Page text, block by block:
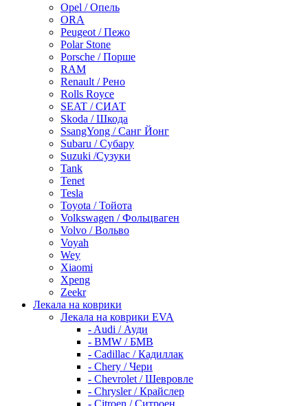
Opel / Опель
ORA
Peugeot / Пежо
Polar Stone
Porsche / Порше
RAM
Renault / Рено
Rolls Royce
SEAT / СИАТ
Skoda / Шкода
SsangYong / Санг Йонг
Subaru / Субару
Suzuki /Сузуки
Tank
Tenet
Tesla
Toyota / Тойота
Volkswagen / Фольцваген
Volvo / Вольво
Voyah
Wey
Xiaomi
Xpeng
Zeekr
Лекала на коврики
Лекала на коврики EVA
- Audi / Ауди
- BMW / БМВ
- Cadillac / Кадиллак
- Chery / Чери
- Chevrolet / Шевровле
- Chrysler / Крайслер
- Citroen / Ситроен